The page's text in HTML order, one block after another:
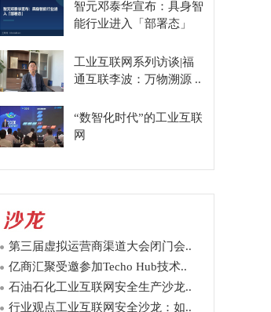
智元邓泰华宣布：具身智
能行业进入「部署态」
工业互联网系列访谈|福
通互联李波：万物溯源 ..
“数智化时代”的工业互联
网
第三届虚拟运营商渠道大会闭门会..
亿商汇聚受邀参加Techo Hub技术..
石油石化工业互联网安全生产沙龙..
行业观点工业互联网安全沙龙：如..